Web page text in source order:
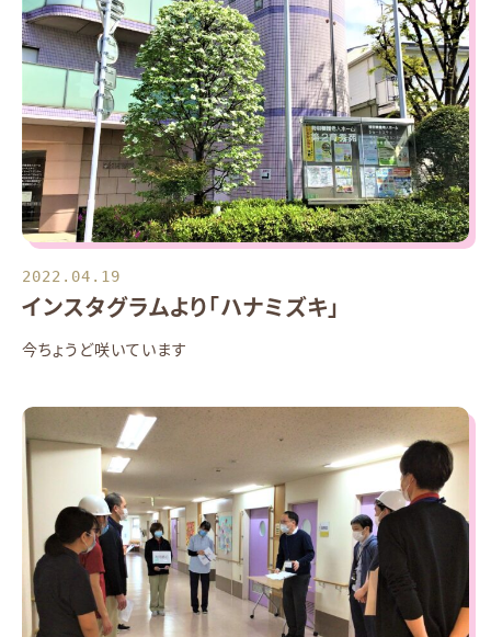
2022.04.19
インスタグラムより「ハナミズキ」
今ちょうど咲いています